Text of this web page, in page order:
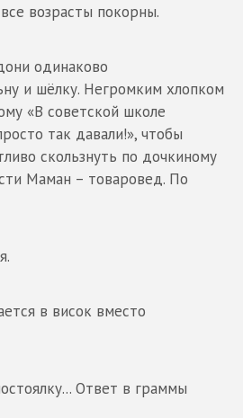
возрасты покорны.
одинаково
и шёлку. Негромким хлопком
«В советской школе
так давали!», чтобы
скользнуть по дочкиному
Маман – товаровед. По
в висок вместо
Ответ в граммы